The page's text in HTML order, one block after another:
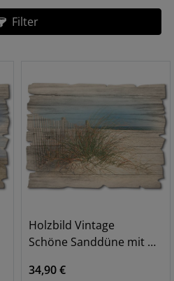
Filter
Holzbild Vintage
Schöne Sanddüne mit Gräsern und Zaun
34,90 €